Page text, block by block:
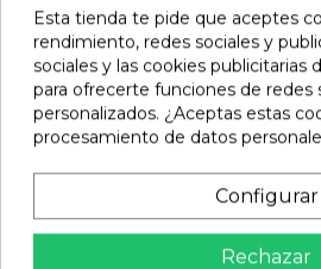
3X20A.
Marca: Xtr Racing
2,09 €
Añadir
En stock
Esta tienda te pide que aceptes
rendimiento, redes sociales y
sociales y las cookies publicitarias
para ofrecerte funciones de redes
personalizados. ¿Aceptas estas
procesamiento de datos
Configurar
Rechazar